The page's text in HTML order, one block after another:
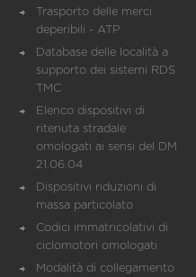
Trasporto delle merci
deperibili - ATP
Database delle località a
supporto dei sistemi RDS
TMC
Elenco dispositivi di
ritenuta stradale
omologati ai sensi del DM
21.06.04
Dispositivi riduzioni di
massa particolato
Codici immatricolativi di
ciclomotori omologati
Modalità di collegamento